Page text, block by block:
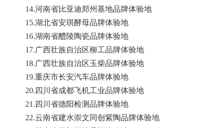
14.河南省比亚迪郑州基地品牌体验地
15.湖北省安琪酵母品牌体验地
16.湖南省醴陵陶瓷品牌体验地
17.广西壮族自治区柳工品牌体验地
18.广西壮族自治区玉柴品牌体验地
19.重庆市长安汽车品牌体验地
20.四川省成都飞机工业品牌体验地
21.四川省德阳检测品牌体验地
22.云南省建水崇文同创紫陶品牌体验地